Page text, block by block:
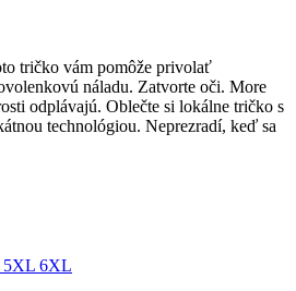
tričko vám pomôže privolať
náladu. Zatvorte oči. More
odplávajú. Oblečte si lokálne tričko s
technológiou. Neprezradí, keď sa
5XL 6XL